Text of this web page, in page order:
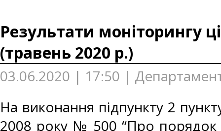
Результати моніторингу
(травень 2020 р.)
03.06.2020 | 17:50 |
На виконання підпункту 2
2008 року № 500 “Про порядок